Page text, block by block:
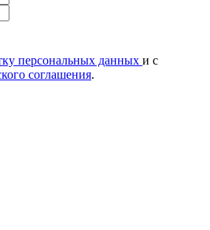
персональных данных и с
соглашения.